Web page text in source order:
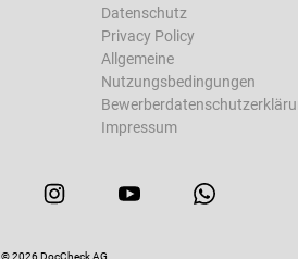
Datenschutz
Privacy Policy
Allgemeine
Nutzungsbedingungen
Impressum
© 2026 DocCheck AG